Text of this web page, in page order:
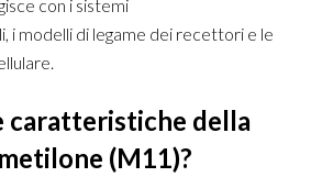
con i sistemi
i modelli di legame dei recettori e le
caratteristiche della
(M11)?